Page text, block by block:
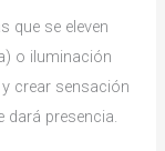
que se eleven
o iluminación
crear sensación
dará presencia.